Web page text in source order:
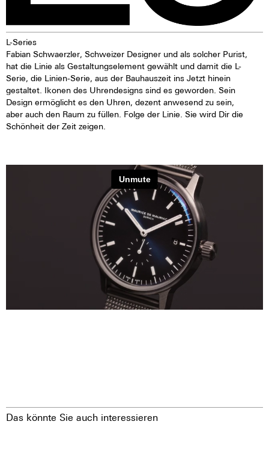
L-Series
Fabian Schwaerzler, Schweizer Designer und als solcher Purist,
hat die Linie als Gestaltungselement gewählt und damit die L-
Serie, die Linien-Serie, aus der Bauhauszeit ins Jetzt hinein
gestaltet. Ikonen des Uhrendesigns sind es geworden. Sein
Design ermöglicht es den Uhren, dezent anwesend zu sein,
aber auch den Raum zu füllen. Folge der Linie. Sie wird Dir die
Schönheit der Zeit zeigen.
Das könnte Sie auch interessieren